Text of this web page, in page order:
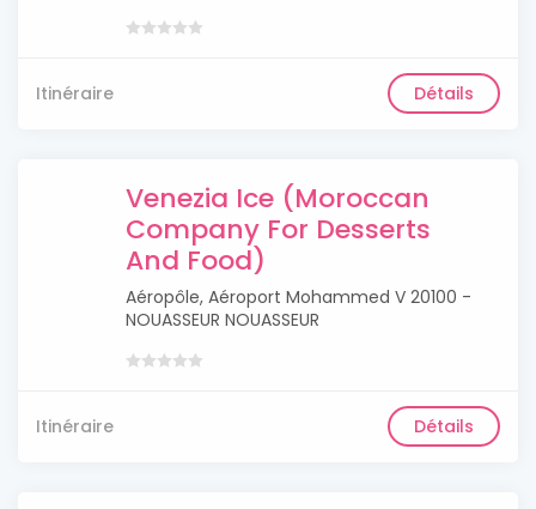
Itinéraire Détails
Venezia Ice (Moroccan
Company For Desserts
And Food)
Aéropôle, Aéroport Mohammed V 20100 -
NOUASSEUR NOUASSEUR
Itinéraire Détails